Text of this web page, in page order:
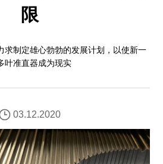
限
求制定雄心勃勃的发展计划，以使新一
叶准直器成为现实
03.12.2020